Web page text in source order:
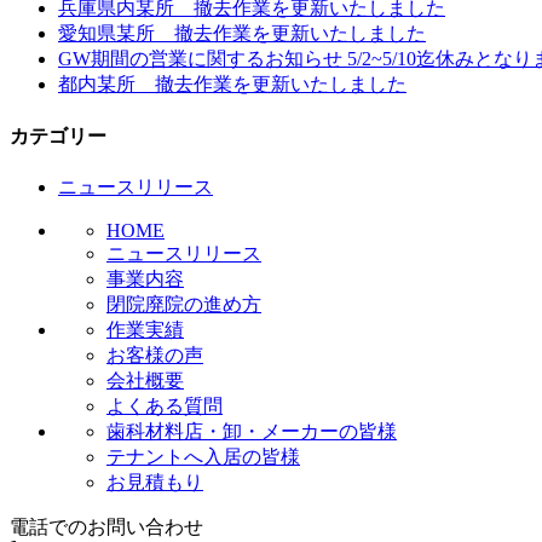
ョ
兵庫県内某所 撤去作業を更新いたしました
愛知県某所 撤去作業を更新いたしました
GW期間の営業に関するお知らせ 5/2~5/10迄休みとなり
都内某所 撤去作業を更新いたしました
カテゴリー
ニュースリリース
HOME
ニュースリリース
事業内容
閉院廃院の進め方
作業実績
お客様の声
会社概要
よくある質問
歯科材料店・卸・メーカーの皆様
テナントへ入居の皆様
お見積もり
電話でのお問い合わせ